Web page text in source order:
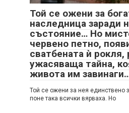
Той се ожени за
наследница заради
състояние… Но
червено петно,
сватбената ѝ рокля,
ужасяваща тайна,
живота им
Той се ожени за нея единствено
поне така всички вярваха. Но